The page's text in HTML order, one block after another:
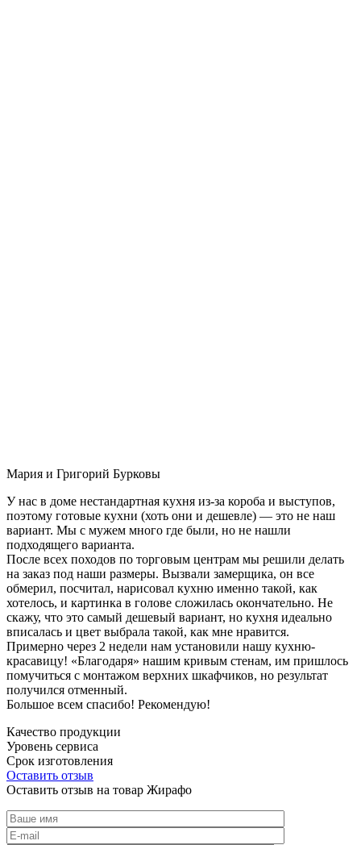
Мария и Григорий Бурковы
У нас в доме нестандартная кухня из-за короба и выступов,
поэтому готовые кухни (хоть они и дешевле) — это не наш
вариант. Мы с мужем много где были, но не нашли
подходящего варианта.
После всех походов по торговым центрам мы решили делать
на заказ под наши размеры. Вызвали замерщика, он все
обмерил, посчитал, нарисовал кухню именно такой, как
хотелось, и картинка в голове сложилась окончательно. Не
скажу, что это самый дешевый вариант, но кухня идеально
вписалась и цвет выбрала такой, как мне нравится.
Примерно через 2 недели нам установили нашу кухню-
красавицу! «Благодаря» нашим кривым стенам, им пришлось
помучиться с монтажом верхних шкафчиков, но результат
получился отменный.
Большое всем спасибо! Рекомендую!
Качество продукции
Уровень сервиса
Срок изготовления
Оставить отзыв
Оставить отзыв на товар Жирафо